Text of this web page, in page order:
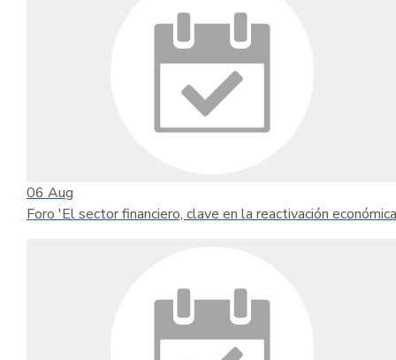
06 Aug
Foro 'El sector financiero, clave en la reactivación